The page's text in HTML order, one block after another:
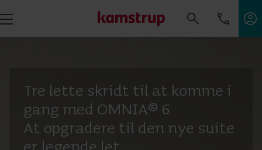
Tre lette skridt til at komme i
gang med OMNIA® 6
At opgradere til den nye suite